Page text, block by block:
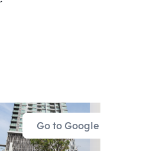
Go to Google Map